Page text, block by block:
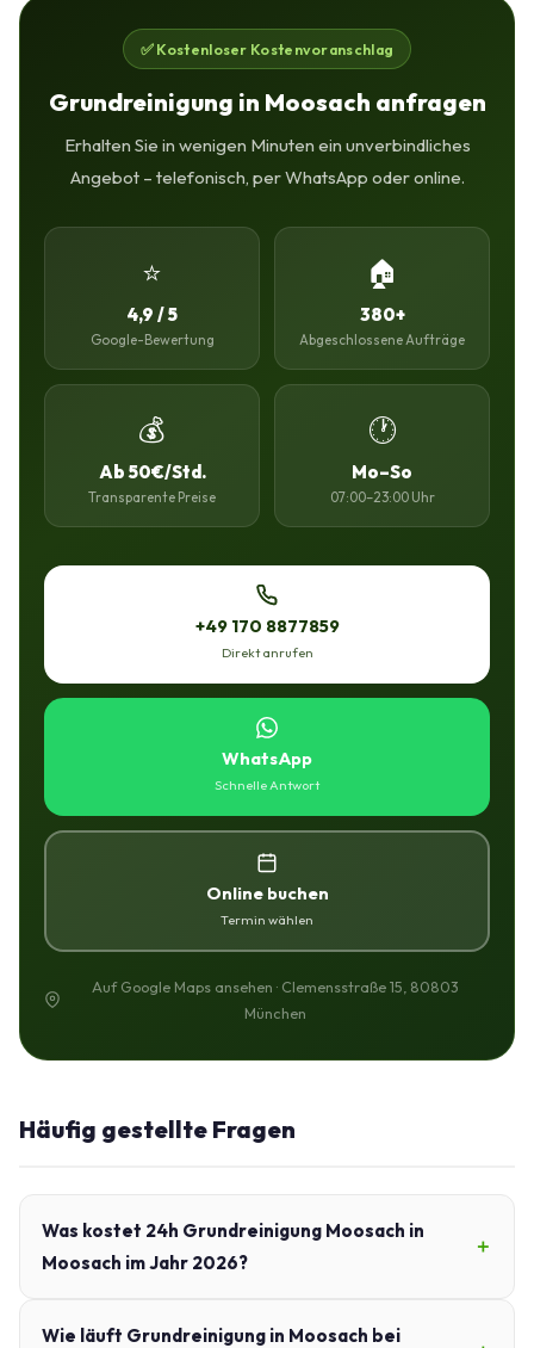
✅ Kostenloser Kostenvoranschlag
Grundreinigung in Moosach anfragen
Erhalten Sie in wenigen Minuten ein unverbindliches
Angebot – telefonisch, per WhatsApp oder online.
⭐
4,9 / 5
Google-Bewertung
🏠
380+
Abgeschlossene Aufträge
💰
Ab 50€/Std.
Transparente Preise
🕐
Mo–So
07:00–23:00 Uhr
+49 170 8877859
Direkt anrufen
WhatsApp
Schnelle Antwort
Online buchen
Termin wählen
Auf Google Maps ansehen · Clemensstraße 15, 80803
München
Häufig gestellte Fragen
Was kostet 24h Grundreinigung Moosach in
Moosach im Jahr 2026?
Wie läuft Grundreinigung in Moosach bei